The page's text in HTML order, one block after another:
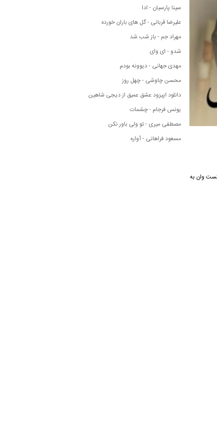
موسیقی نکست وان به
سینا پارسیان - ادا
علیرضا قربانی - گل های باران خورده
مهراد جم - باز شب شد
شدو - ای وای
مهدی جهانی - دیوونه بودم
محسن چاوشی - چهل روز
دانلود اپیزود عشق عمیق از دیجی شاهین
یونس فرجام - چشمات
مصطفی میری - تو ولی باور نکن
مسعود فراهانی - آواره